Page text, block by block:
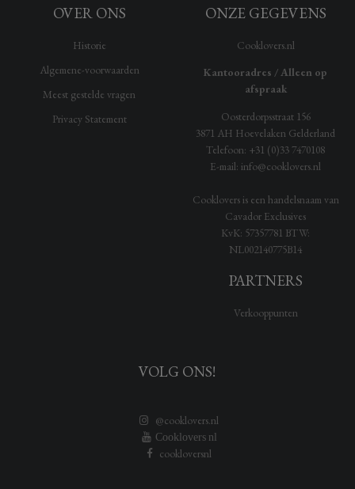
OVER ONS
Historie
Algemene-voorwaarden
Meest gestelde vragen
Privacy Statement
ONZE GEGEVENS
Cooklovers.nl
Kantooradres / Alleen op
afspraak
Oosterdorpsstraat 156
3871 AH Hoevelaken Gelderland
Telefoon: +31 (0)33 7470108
E-mail: info@cooklovers.nl
Cooklovers is een handelsnaam van
Cavador Exclusives
KvK: 57357781 BTW:
NL002140775B14
PARTNERS
Verkooppunten
VOLG ONS!
@cooklovers.nl
Cooklovers nl
cookloversnl